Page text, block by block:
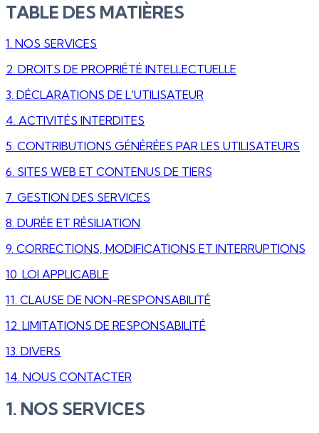
TABLE DES MATIÈRES
1. NOS SERVICES
2. DROITS DE PROPRIÉTÉ INTELLECTUELLE
3. DÉCLARATIONS DE L'UTILISATEUR
4. ACTIVITÉS INTERDITES
5. CONTRIBUTIONS GÉNÉRÉES PAR LES UTILISATEURS
6. SITES WEB ET CONTENUS DE TIERS
7. GESTION DES SERVICES
8. DURÉE ET RÉSILIATION
9. CORRECTIONS, MODIFICATIONS ET INTERRUPTIONS
10. LOI APPLICABLE
11. CLAUSE DE NON-RESPONSABILITÉ
12. LIMITATIONS DE RESPONSABILITÉ
13. DIVERS
14. NOUS CONTACTER
1. NOS SERVICES